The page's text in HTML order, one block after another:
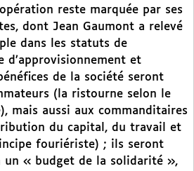
reste marquée par ses
dont Jean Gaumont a relevé
dans les statuts de
d’approvisionnement et
de la société seront
(la ristourne selon le
mais aussi aux commanditaires
du capital, du travail et
fouriériste) ; ils seront
un « budget de la solidarité »,